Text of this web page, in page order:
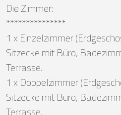
Die Zimmer:
***************
1 x Einzelzimmer
Sitzecke mit Büro,
Terrasse.
1 x Doppelzimmer
Sitzecke mit Büro,